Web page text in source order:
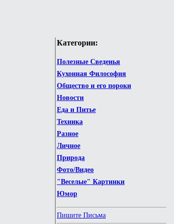
Категории:
Полезные Сведенья
Кухонная Философия
Общество и его пороки
Новости
Еда и Питье
Техника
Разное
Личное
Природа
Фото/Видео
"Веселые" Картинки
Юмор
Пишите Письма